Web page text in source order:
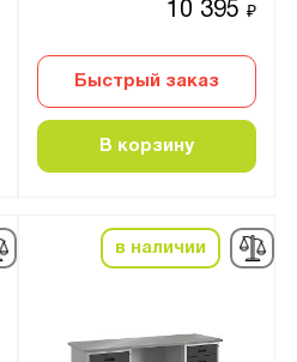
10 395₽
Быстрый заказ
В корзину
в наличии